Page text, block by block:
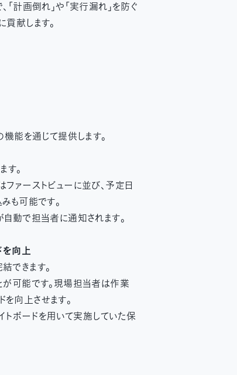
計画倒れ」や「実行漏れ」を防ぐ
献します。
能を通じて提供します。
す。
ァーストビューに並び、予定日
も可能です。
動で担当者に通知されます。
を向上
できます。
が可能です。現場担当者は作業
向上させます。
トボードを用いて実施していた保